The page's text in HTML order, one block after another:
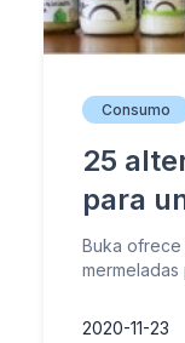
Consumo
25
para
Buka ofrece
2020-11-23